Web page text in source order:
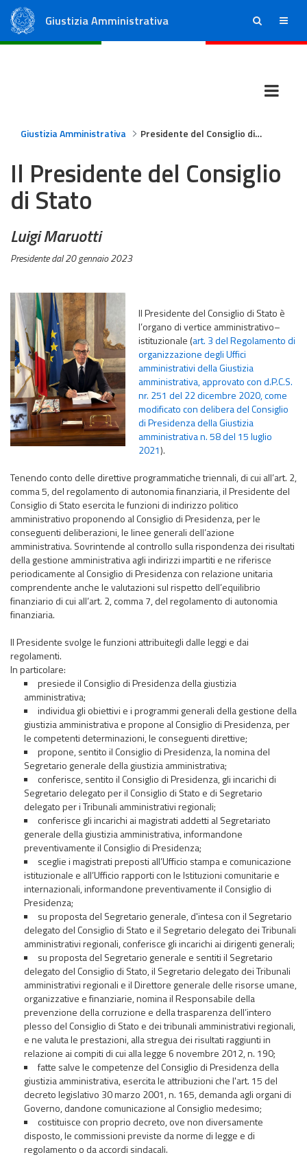
Giustizia Amministrativa ricerca menu
Giustizia Amministrativa Presidente del Consiglio di Stato
Il Presidente del Consiglio
di Stato
Luigi Maruotti
Presidente dal 20 gennaio 2023
Il Presidente del Consiglio di Stato è
l’organo di vertice amministrativo–
istituzionale (art. 3 del Regolamento di
organizzazione degli Uffici
amministrativi della Giustizia
amministrativa, approvato con d.P.C.S.
nr. 251 del 22 dicembre 2020, come
modificato con delibera del Consiglio
di Presidenza della Giustizia
amministrativa n. 58 del 15 luglio
2021).
Tenendo conto delle direttive programmatiche triennali, di cui all’art. 2,
comma 5, del regolamento di autonomia finanziaria, il Presidente del
Consiglio di Stato esercita le funzioni di indirizzo politico
amministrativo proponendo al Consiglio di Presidenza, per le
conseguenti deliberazioni, le linee generali dell’azione
amministrativa. Sovrintende al controllo sulla rispondenza dei risultati
della gestione amministrativa agli indirizzi impartiti e ne riferisce
periodicamente al Consiglio di Presidenza con relazione unitaria
comprendente anche le valutazioni sul rispetto dell’equilibrio
finanziario di cui all’art. 2, comma 7, del regolamento di autonomia
finanziaria.
Il Presidente svolge le funzioni attribuitegli dalle leggi e dai
regolamenti.
In particolare:
presiede il Consiglio di Presidenza della giustizia
amministrativa;
individua gli obiettivi e i programmi generali della gestione della
giustizia amministrativa e propone al Consiglio di Presidenza, per
le competenti determinazioni, le conseguenti direttive;
propone, sentito il Consiglio di Presidenza, la nomina del
Segretario generale della giustizia amministrativa;
conferisce, sentito il Consiglio di Presidenza, gli incarichi di
Segretario delegato per il Consiglio di Stato e di Segretario
delegato per i Tribunali amministrativi regionali;
conferisce gli incarichi ai magistrati addetti al Segretariato
generale della giustizia amministrativa, informandone
preventivamente il Consiglio di Presidenza;
sceglie i magistrati preposti all’Ufficio stampa e comunicazione
istituzionale e all’Ufficio rapporti con le Istituzioni comunitarie e
internazionali, informandone preventivamente il Consiglio di
Presidenza;
su proposta del Segretario generale, d'intesa con il Segretario
delegato del Consiglio di Stato e il Segretario delegato dei Tribunali
amministrativi regionali, conferisce gli incarichi ai dirigenti generali;
su proposta del Segretario generale e sentiti il Segretario
delegato del Consiglio di Stato, il Segretario delegato dei Tribunali
amministrativi regionali e il Direttore generale delle risorse umane,
organizzative e finanziarie, nomina il Responsabile della
prevenzione della corruzione e della trasparenza dell’intero
plesso del Consiglio di Stato e dei tribunali amministrativi regionali,
e ne valuta le prestazioni, alla stregua dei risultati raggiunti in
relazione ai compiti di cui alla legge 6 novembre 2012, n. 190;
fatte salve le competenze del Consiglio di Presidenza della
giustizia amministrativa, esercita le attribuzioni che l'art. 15 del
decreto legislativo 30 marzo 2001, n. 165, demanda agli organi di
Governo, dandone comunicazione al Consiglio medesimo;
costituisce con proprio decreto, ove non diversamente
disposto, le commissioni previste da norme di legge e di
regolamento o da accordi sindacali.